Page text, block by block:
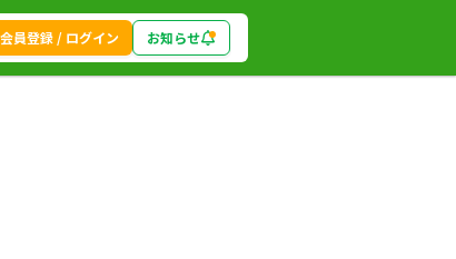
会員登録 / ログイン お知らせ